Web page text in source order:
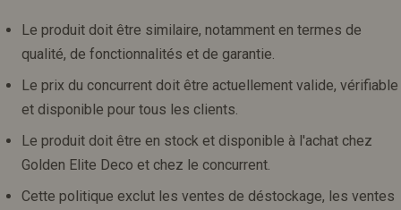
Le produit doit être similaire, notamment en termes de
qualité, de fonctionnalités et de garantie.
Le prix du concurrent doit être actuellement valide, vérifiable
et disponible pour tous les clients.
Le produit doit être en stock et disponible à l'achat chez
Golden Elite Deco et chez le concurrent.
Cette politique exclut les ventes de déstockage, les ventes